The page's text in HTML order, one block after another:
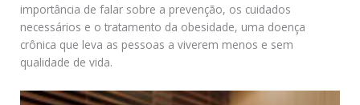
importância de falar sobre a prevenção, os cuidados
necessários e o tratamento da obesidade, uma doença
crônica que leva as pessoas a viverem menos e sem
qualidade de vida.